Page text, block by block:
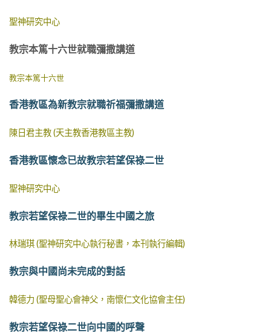
聖神研究中心
教宗本篤十六世就職彌撒講道
教宗本篤十六世
香港教區為新教宗就職祈福彌撒講道
陳日君主教 (天主教香港教區主教)
香港教區懷念已故教宗若望保祿二世
聖神研究中心
教宗若望保祿二世的畢生中國之旅
林瑞琪 (聖神研究中心執行秘書，本刊執行編輯)
教宗與中國尚未完成的對話
韓德力 (聖母聖心會神父，南懷仁文化協會主任)
教宗若望保祿二世向中國的呼聲